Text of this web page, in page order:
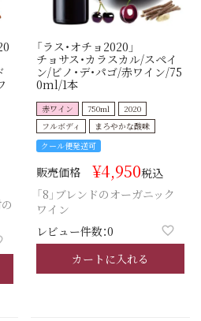
「ラス・オチョ2020」
チョサス・カラスカル/スペイ
ン/ビノ・デ・パゴ/赤ワイン/75
0ml/1本
赤ワイン 750ml
2020
フルボディ
まろやかな酸味
クール便発送可
販売価格 ¥4,950税込
「8」ブレンドのオーガニック
ワイン
レビュー件数：0
カートに入れる